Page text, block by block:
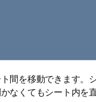
間を移動できます。
なくてもシート内を